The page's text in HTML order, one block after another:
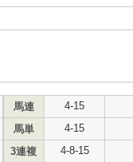
馬連 4-15
馬単 4-15
3連複 4-8-15